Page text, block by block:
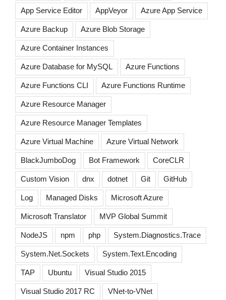
App Service Editor AppVeyor Azure App Service
Azure Backup Azure Blob Storage
Azure Container Instances
Azure Database for MySQL Azure Functions
Azure Functions CLI Azure Functions Runtime
Azure Resource Manager
Azure Resource Manager Templates
Azure Virtual Machine Azure Virtual Network
BlackJumboDog Bot Framework CoreCLR
Custom Vision dnx dotnet Git GitHub
Log Managed Disks Microsoft Azure
Microsoft Translator MVP Global Summit
NodeJS npm php System.Diagnostics.Trace
System.Net.Sockets System.Text.Encoding
TAP Ubuntu Visual Studio 2015
Visual Studio 2017 RC VNet-to-VNet